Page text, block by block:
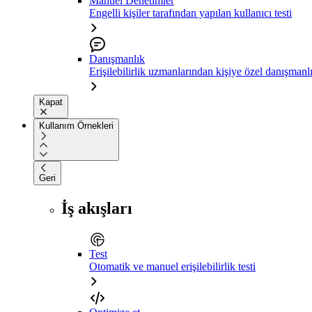
Engelli kişiler tarafından yapılan kullanıcı testi
Danışmanlık
Erişilebilirlik uzmanlarından kişiye özel
Kapat
Kullanım Örnekleri
Geri
İş akışları
Test
Otomatik ve manuel erişilebilirlik testi